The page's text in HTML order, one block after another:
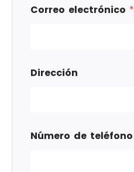
Correo electrónico *
Dirección
Número de teléfono